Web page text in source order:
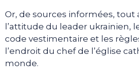
Or, de sources informées, tout
l’attitude du leader ukrainien,
code vestimentaire et les
l’endroit du chef de l’église
monde.